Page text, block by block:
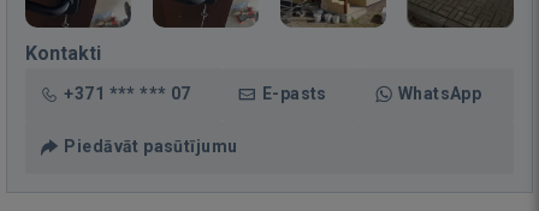
Kontakti
+371 *** *** 07 E-pasts WhatsApp
Piedāvāt pasūtījumu